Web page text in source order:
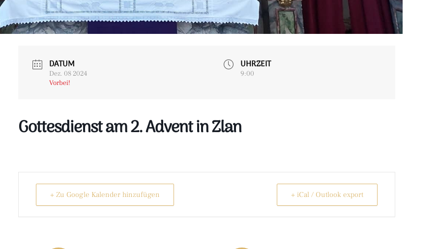
DATUM
Dez. 08 2024
Vorbei!
UHRZEIT
9:00
Gottesdienst am 2. Advent in Zlan
+ Zu Google Kalender hinzufügen + iCal / Outlook export